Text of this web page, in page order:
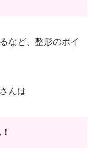
など、整形のポイ
んは